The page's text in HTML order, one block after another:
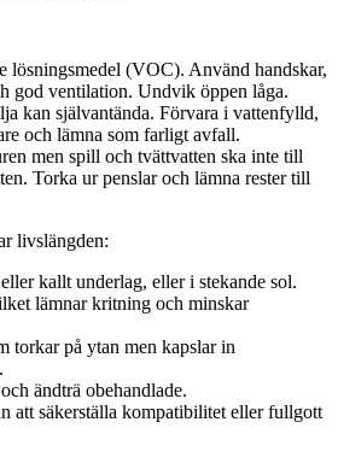
lösningsmedel (VOC). Använd handskar,
god ventilation. Undvik öppen låga.
kan självantända. Förvara i vattenfylld,
och lämna som farligt avfall.
men spill och tvättvatten ska inte till
Torka ur penslar och lämna rester till
livslängden:
kallt underlag, eller i stekande sol.
lämnar kritning och minskar
torkar på ytan men kapslar in
ändträ obehandlade.
att säkerställa kompatibilitet eller fullgott